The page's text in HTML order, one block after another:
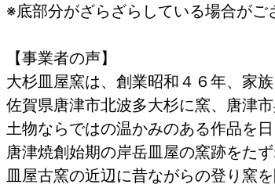
※底部分がざらざらしている場合がご
【事業者の声】
大杉皿屋窯は、創業昭和４６年、家
佐賀県唐津市北波多大杉に窯、唐津市
土物ならではの温かみのある作品を日
唐津焼創始期の岸岳皿屋の窯跡をた
皿屋古窯の近辺に昔ながらの登り窯を